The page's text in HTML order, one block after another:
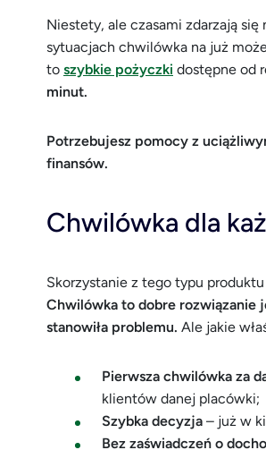
Niestety, ale czasami zdarzają
sytuacjach chwilówka na już
to szybkie pożyczki dostępne od
minut.
Potrzebujesz pomocy z
finansów.
Chwilówka dla
Skorzystanie z tego typu
Chwilówka to dobre rozwiązanie
stanowiła problemu. Ale jakie
Pierwsza chwilówka za
klientów danej placówki;
Szybka decyzja – już w
Bez zaświadczeń o